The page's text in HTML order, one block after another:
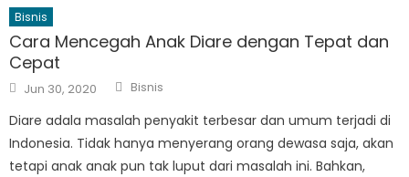
Bisnis
Cara Mencegah Anak Diare dengan Tepat dan
Cepat
Posted
on
Jun 30, 2020 Author
Bisnis
Diare adala masalah penyakit terbesar dan umum terjadi di
Indonesia. Tidak hanya menyerang orang dewasa saja, akan
tetapi anak anak pun tak luput dari masalah ini. Bahkan,